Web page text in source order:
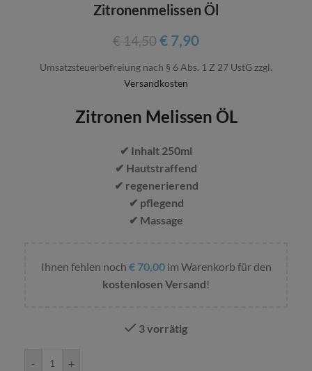
Zitronenmelissen Öl
€14,50€ 7,90
Umsatzsteuerbefreiung nach § 6 Abs. 1 Z 27 UstG zzgl.
Versandkosten
Zitronen Melissen ÖL
✔ Inhalt 250ml
✔ Hautstraffend
✔ regenerierend
✔ pflegend
✔ Massage
Ihnen fehlen noch €70,00im Warenkorb für den
kostenlosen Versand!
3 vorrätig
- +